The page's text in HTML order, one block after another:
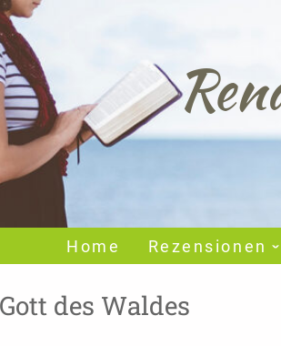
Home Rezensionen
des Waldes